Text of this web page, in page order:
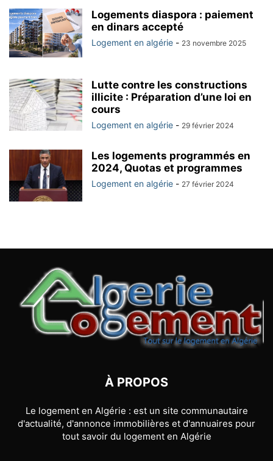
Logements diaspora : paiement
en dinars accepté
Logement en algérie - 23 novembre 2025
Lutte contre les constructions
illicite : Préparation d’une loi en
cours
Logement en algérie - 29 février 2024
Les logements programmés en
2024, Quotas et programmes
Logement en algérie - 27 février 2024
À PROPOS
Le logement en Algérie : est un site communautaire
d'actualité, d'annonce immobilières et d'annuaires pour
tout savoir du logement en Algérie